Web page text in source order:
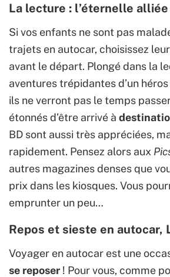
La lecture : l’éternelle
Si vos enfants ne sont pas
trajets en autocar, choisissez
avant le départ. Plongé dans la
aventures trépidantes d’un
ils ne verront pas le temps
étonnés d’être arrivé à
BD sont aussi très appréciées,
rapidement. Pensez alors aux
autres magazines denses que
prix dans les kiosques. Vous
emprunter un peu…
Repos et sieste en autocar,
Voyager en autocar est une
se reposer ! Pour vous, comme